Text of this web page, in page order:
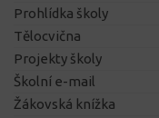
Prohlídka školy
Tělocvična
Projekty školy
Školní e-mail
Žákovská knížka